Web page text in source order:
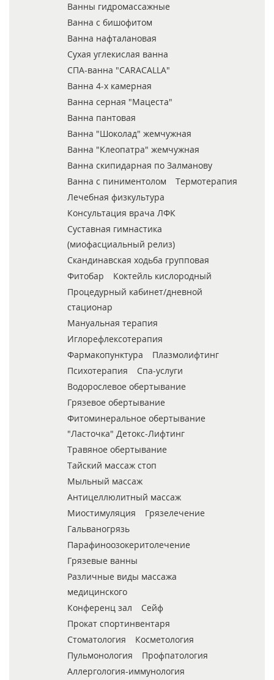
Ванны гидромассажные
Ванна с бишофитом
Ванна нафталановая
Сухая углекислая ванна
СПА-ванна "CARACALLA"
Ванна 4-х камерная
Ванна серная "Мацеста"
Ванна пантовая
Ванна "Шоколад" жемчужная
Ванна "Клеопатра" жемчужная
Ванна скипидарная по Залманову
Ванна с пиниментолом
Термотерапия
Лечебная физкультура
Консультация врача ЛФК
Суставная гимнастика
(миофасциальный релиз)
Скандинавская ходьба групповая
Фитобар
Коктейль кислородный
Процедурный кабинет/дневной
стационар
Мануальная терапия
Иглорефлексотерапия
Фармакопунктура
Плазмолифтинг
Психотерапия
Спа-услуги
Водорослевое обертывание
Грязевое обертывание
Фитоминеральное обертывание
"Ласточка" Детокс-Лифтинг
Травяное обертывание
Тайский массаж стоп
Мыльный массаж
Антицеллюлитный массаж
Миостимуляция
Грязелечение
Гальваногрязь
Парафиноозокеритолечение
Грязевые ванны
Различные виды массажа
медицинского
Конференц зал
Сейф
Прокат спортинвентаря
Стоматология
Косметология
Пульмонология
Профпатология
Аллергология-иммунология